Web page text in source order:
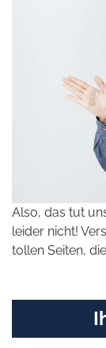
Also, das tut
leider nicht!
tollen Seiten,